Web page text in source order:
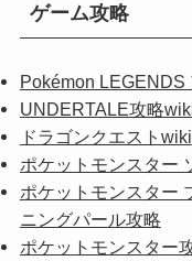
ゲーム攻略
Pokémon LEGENDS
UNDERTALE攻略
ドラゴンクエストwiki
ポケットモンスター
ポケットモンスター
ニングパール攻略
ポケットモンスター